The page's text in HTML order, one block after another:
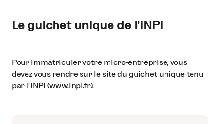
Le guichet unique de l’INPI
Pour immatriculer votre micro-entreprise, vous
devez vous rendre sur le site du guichet unique tenu
par l’INPI (www.inpi.fr).